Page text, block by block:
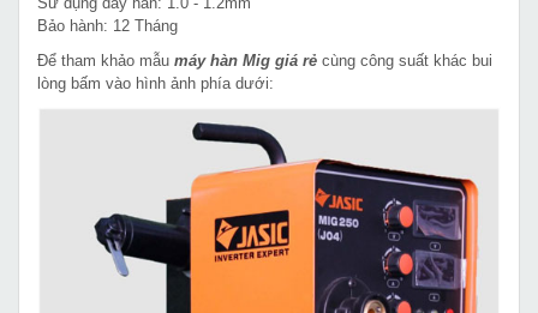
Bảo hành: 12 Tháng
Để tham khảo mẫu máy hàn Mig giá rẻ cùng công suất khác bui
lòng bấm vào hình ảnh phía dưới: